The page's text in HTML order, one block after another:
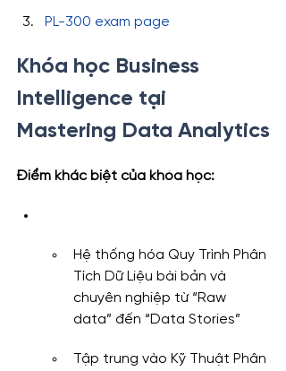
PL-300 exam page
Khóa học Business
Intelligence tại
Mastering Data Analytics
Điểm khác biệt của khóa học:
Hệ thống hóa Quy Trình Phân
Tích Dữ Liệu bài bản và
chuyên nghiệp từ “Raw
data” đến “Data Stories”
Tập trung vào Kỹ Thuật Phân